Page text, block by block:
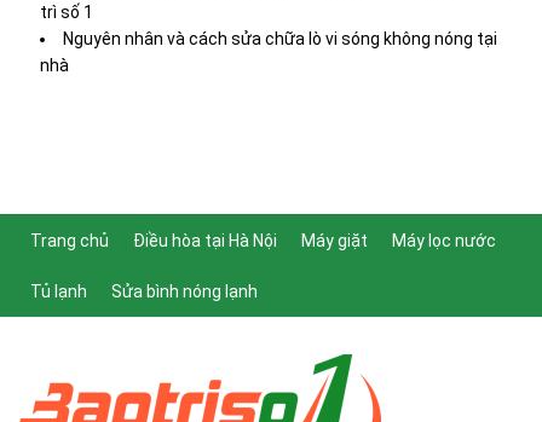
trì số 1
Nguyên nhân và cách sửa chữa lò vi sóng không nóng tại
nhà
Trang chủ Điều hòa tại Hà Nội Máy giặt Máy lọc nước
Tủ lạnh Sửa bình nóng lạnh